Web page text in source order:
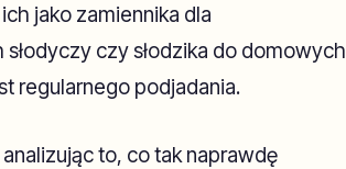
jako zamiennika dla
czy słodzika do domowych
regularnego podjadania.
to, co tak naprawdę